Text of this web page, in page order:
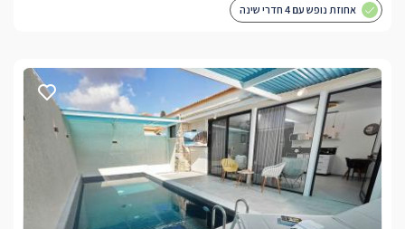
אחוזת נופש עם 4 חדרי שינה